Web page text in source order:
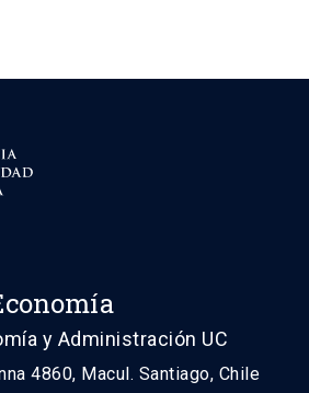
y Administración UC
4860, Macul. Santiago, Chile